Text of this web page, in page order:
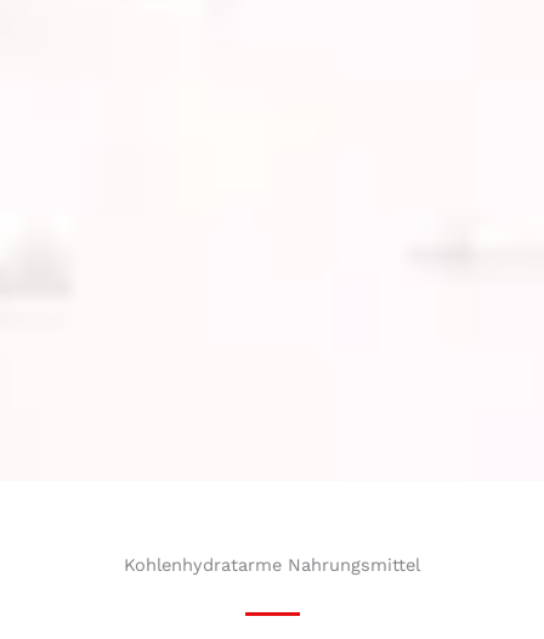
Kohlenhydratarme Nahrungsmittel